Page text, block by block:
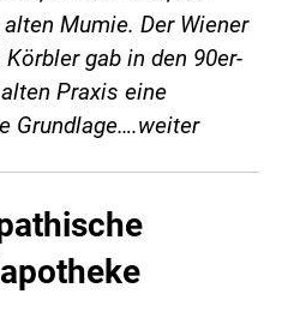
Mumie. Der Wiener
gab in den 90er-
Praxis eine
Grundlage….weiter